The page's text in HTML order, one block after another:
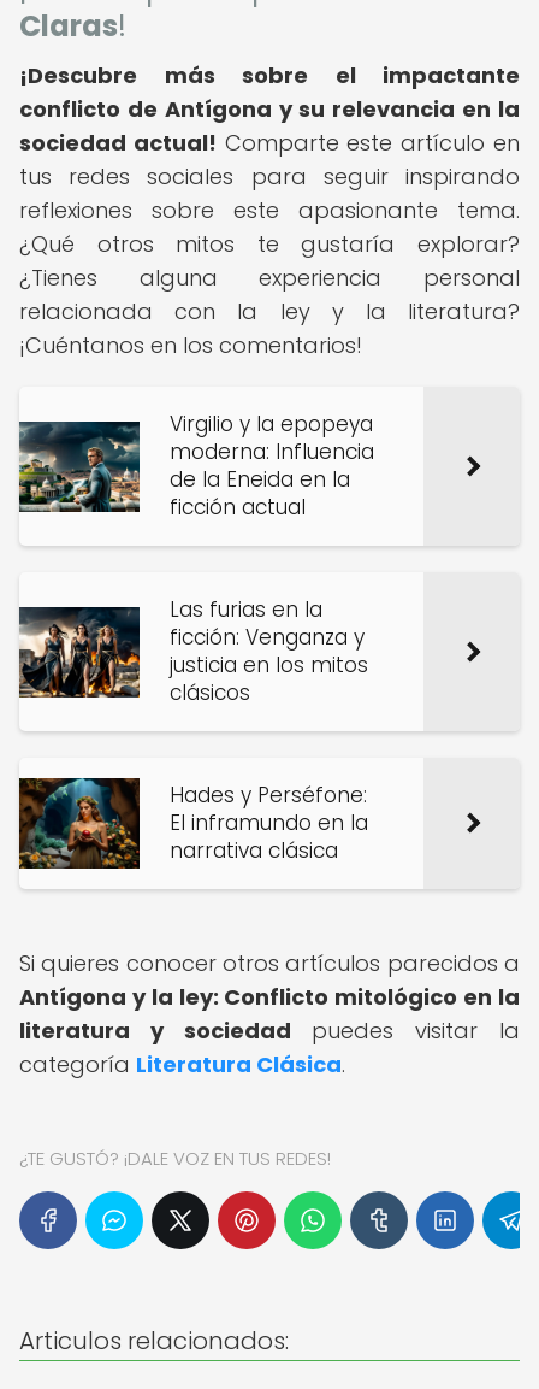
Claras!
¡Descubre más sobre el impactante
conflicto de Antígona y su relevancia en la
sociedad actual! Comparte este artículo en
tus redes sociales para seguir inspirando
reflexiones sobre este apasionante tema.
¿Qué otros mitos te gustaría explorar?
¿Tienes alguna experiencia personal
relacionada con la ley y la literatura?
¡Cuéntanos en los comentarios!
Virgilio y la epopeya
moderna: Influencia
de la Eneida en la
ficción actual
Las furias en la
ficción: Venganza y
justicia en los mitos
clásicos
Hades y Perséfone:
El inframundo en la
narrativa clásica
Si quieres conocer otros artículos parecidos a
Antígona y la ley: Conflicto mitológico en la
literatura y sociedad puedes visitar la
categoría Literatura Clásica.
¿TE GUSTÓ? ¡DALE VOZ EN TUS REDES!
Articulos relacionados: